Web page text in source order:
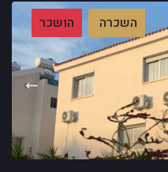
השכרה הושכר